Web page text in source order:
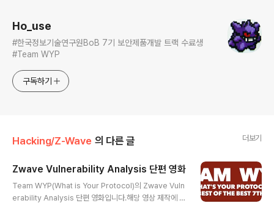
Ho_use
#한국정보기술연구원BoB 7기 보안제품개발 트랙 수료생
#Team WYP
구독하기
Hacking/Z-Wave 의 다른 글 더보기
Zwave Vulnerability Analysis 단편 영화
Team WYP(What is Your Protocol)의 Zwave Vuln
erability Analysis 단편 영화입니다.해당 영상 제작에 도